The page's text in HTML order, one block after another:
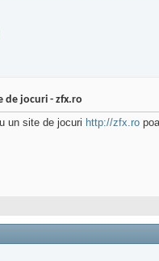
de jocuri - zfx.ro
un site de jocuri http://zfx.ro